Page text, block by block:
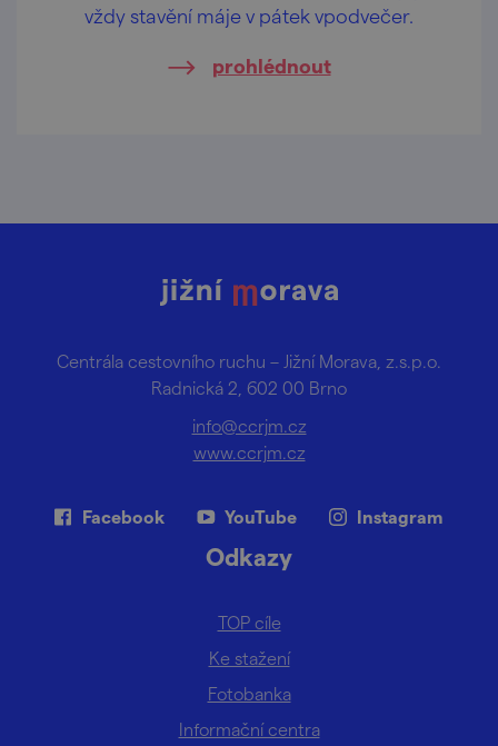
vždy stavění máje v pátek vpodvečer.
prohlédnout
Centrála cestovního ruchu – Jižní Morava, z.s.p.o.
Radnická 2, 602 00 Brno
info@ccrjm.cz
www.ccrjm.cz
Facebook YouTube Instagram
Odkazy
TOP cíle
Ke stažení
Fotobanka
Informační centra